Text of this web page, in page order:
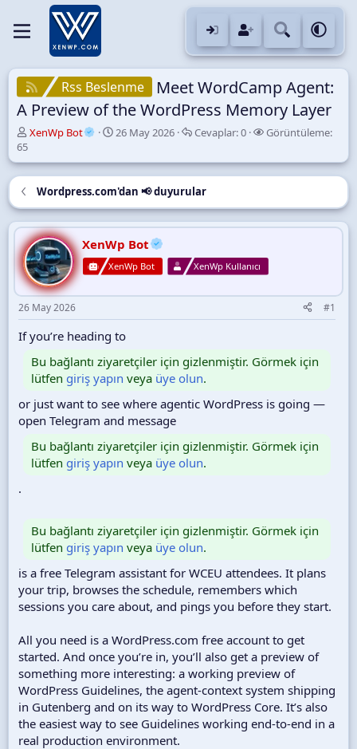
Rss Beslenme
Meet WordCamp Agent:
A Preview of the WordPress Memory Layer
K
n
u
a
ş
l
a
t
a
n
XenWp Bot
B
ş
l
a
ı
ç
t
a
h
i
26 May 2026 Cevaplar:C
v
a
r
0 Görüntüleme:G
r
ü
l
65
Wordpress.com'dan 📢 duyurular
XenWp Bot
XenWp Bot XenWp Kullanıcı
26 May 2026 #1
If you’re heading to
Bu bağlantı ziyaretçiler için gizlenmiştir. Görmek için
lütfen giriş yapın veya üye olun.
or just want to see where agentic WordPress is going —
open Telegram and message
Bu bağlantı ziyaretçiler için gizlenmiştir. Görmek için
lütfen giriş yapın veya üye olun.
.
Bu bağlantı ziyaretçiler için gizlenmiştir. Görmek için
lütfen giriş yapın veya üye olun.
is a free Telegram assistant for WCEU attendees. It plans
your trip, browses the schedule, remembers which
sessions you care about, and pings you before they start.
All you need is a WordPress.com free account to get
started. And once you’re in, you’ll also get a preview of
something more interesting: a working preview of
WordPress Guidelines, the agent-context system shipping
in Gutenberg and on its way to WordPress Core. It’s also
the easiest way to see Guidelines working end-to-end in a
real production environment.